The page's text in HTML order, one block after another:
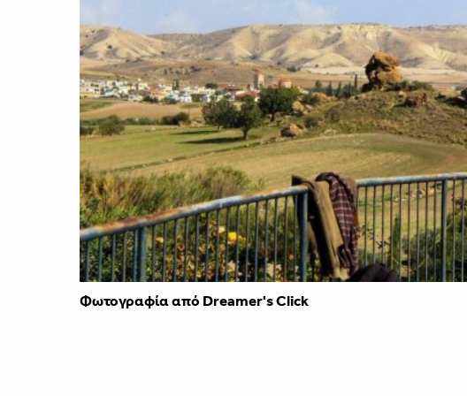
Φωτογραφία από Dreamer's Click